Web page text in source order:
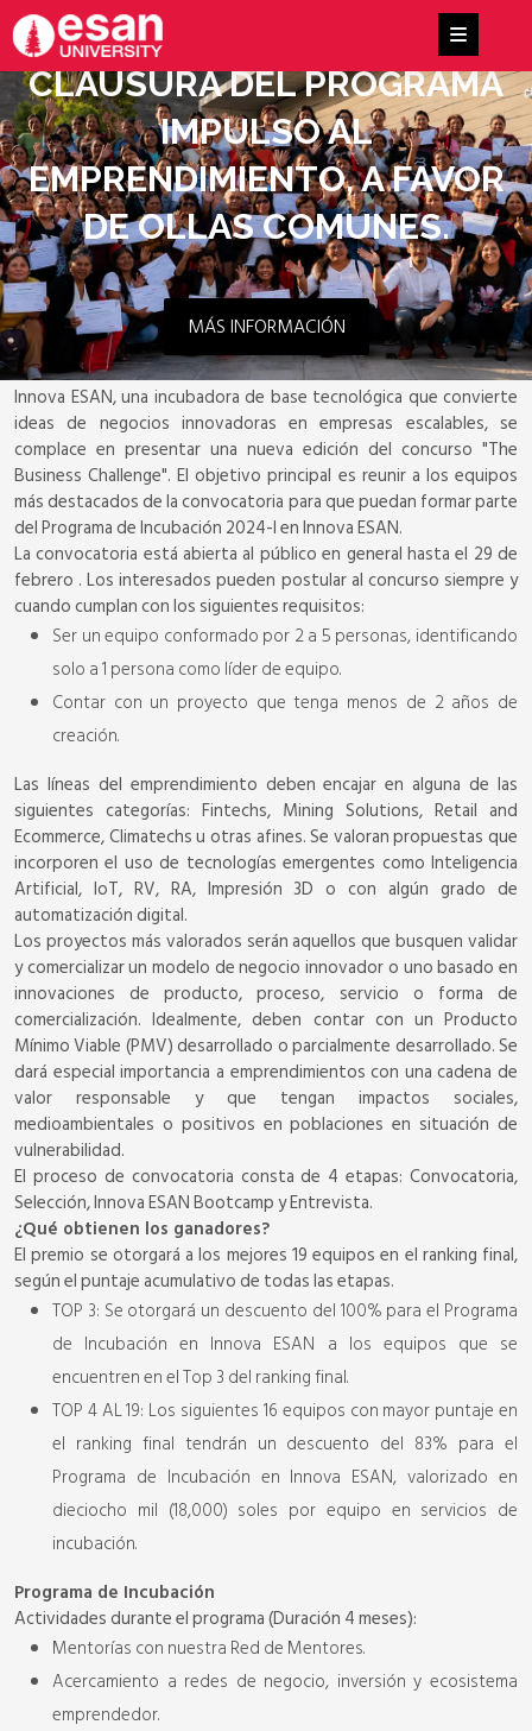
CLAUSURA DEL PROGRAMA
IMPULSO AL
EMPRENDIMIENTO, A FAVOR
DE OLLAS COMUNES.
MÁS INFORMACIÓN
"The Business Challenge" busca ideas que ofrezcan soluciones a
problemas reales, sostenibles y escalables. ¡Inscríbeteaquí!
Innova ESAN, una incubadora de base tecnológica que convierte
ideas de negocios innovadoras en empresas escalables, se
complace en presentar una nueva edición del concurso "The
Business Challenge". El objetivo principal es reunir a los equipos
más destacados de la convocatoria para que puedan formar parte
del Programa de Incubación 2024-I en Innova ESAN.
La convocatoria está abierta al público en general hasta el 29 de
febrero . Los interesados pueden postular al concurso siempre y
cuando cumplan con los siguientes requisitos:
Ser un equipo conformado por 2 a 5 personas, identificando
solo a 1 persona como líder de equipo.
Contar con un proyecto que tenga menos de 2 años de
creación.
Las líneas del emprendimiento deben encajar en alguna de las
siguientes categorías: Fintechs, Mining Solutions, Retail and
Ecommerce, Climatechs u otras afines. Se valoran propuestas que
incorporen el uso de tecnologías emergentes como Inteligencia
Artificial, IoT, RV, RA, Impresión 3D o con algún grado de
automatización digital.
Los proyectos más valorados serán aquellos que busquen validar
y comercializar un modelo de negocio innovador o uno basado en
innovaciones de producto, proceso, servicio o forma de
comercialización. Idealmente, deben contar con un Producto
Mínimo Viable (PMV) desarrollado o parcialmente desarrollado. Se
dará especial importancia a emprendimientos con una cadena de
valor responsable y que tengan impactos sociales,
medioambientales o positivos en poblaciones en situación de
vulnerabilidad.
El proceso de convocatoria consta de 4 etapas: Convocatoria,
Selección, Innova ESAN Bootcamp y Entrevista.
¿Qué obtienen los ganadores?
El premio se otorgará a los mejores 19 equipos en el ranking final,
según el puntaje acumulativo de todas las etapas.
TOP 3: Se otorgará un descuento del 100% para el Programa
de Incubación en Innova ESAN a los equipos que se
encuentren en el Top 3 del ranking final.
TOP 4 AL 19: Los siguientes 16 equipos con mayor puntaje en
el ranking final tendrán un descuento del 83% para el
Programa de Incubación en Innova ESAN, valorizado en
dieciocho mil (18,000) soles por equipo en servicios de
incubación.
Programa de Incubación
Actividades durante el programa (Duración 4 meses):
Mentorías con nuestra Red de Mentores.
Acercamiento a redes de negocio, inversión y ecosistema
emprendedor.